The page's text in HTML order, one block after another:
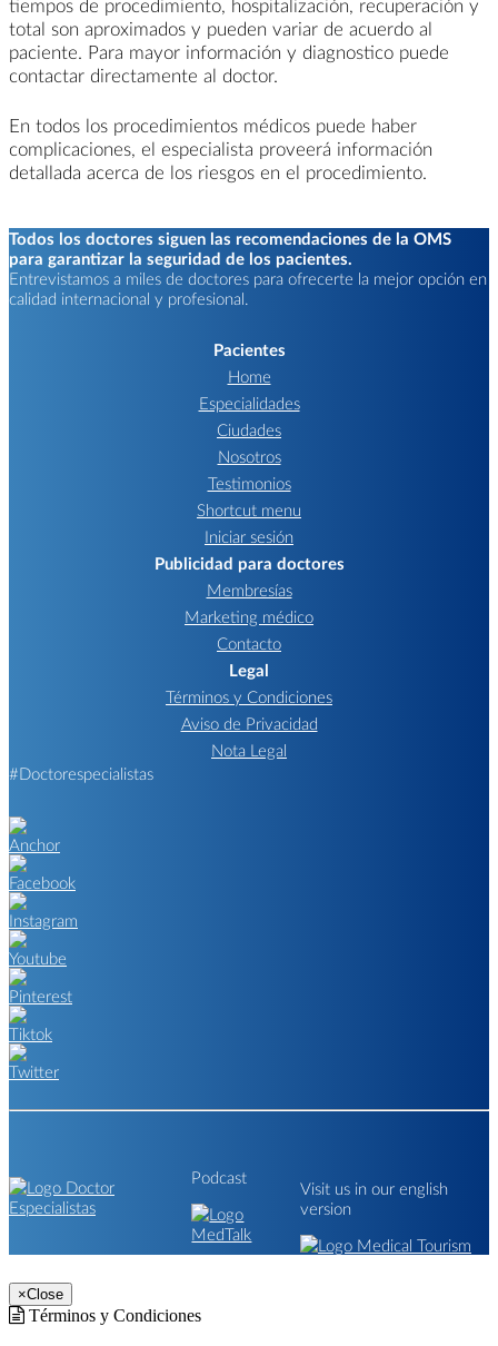
tiempos de procedimiento, hospitalización, recuperación y
total son aproximados y pueden variar de acuerdo al
paciente. Para mayor información y diagnostico puede
contactar directamente al doctor.
En todos los procedimientos médicos puede haber
complicaciones, el especialista proveerá información
detallada acerca de los riesgos en el procedimiento.
Todos los doctores siguen las recomendaciones de la OMS
para garantizar la seguridad de los pacientes.
Entrevistamos a miles de doctores para ofrecerte la mejor opción en
calidad internacional y profesional.
Pacientes
Home
Especialidades
Ciudades
Nosotros
Testimonios
Shortcut menu
Iniciar sesión
Publicidad para doctores
Membresías
Marketing médico
Contacto
Legal
Términos y Condiciones
Aviso de Privacidad
Nota Legal
#Doctorespecialistas
Podcast
Visit us in our english
version
×Close
Términos y Condiciones